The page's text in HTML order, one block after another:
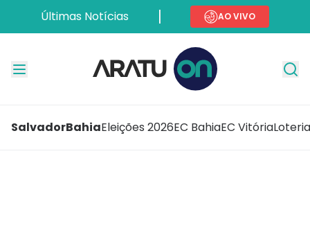
Últimas Notícias AO VIVO
SalvadorBahiaEleições 2026EC BahiaEC Vitória